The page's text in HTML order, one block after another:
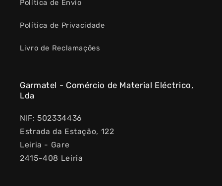
Política de Envio
Política de Privacidade
Livro de Reclamações
Garmatel - Comércio de Material Eléctrico,
Lda
NIF: 502334436
Estrada da Estação, 122
Leiria - Gare
2415-408 Leiria